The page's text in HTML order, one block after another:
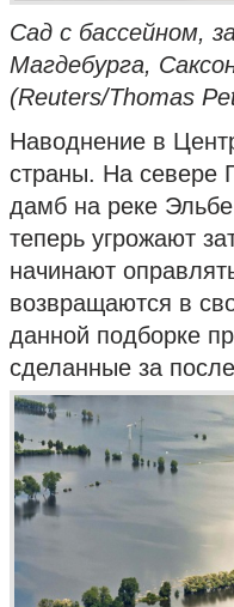
Сад с бассейном,
Магдебурга,
(Reuters/Thomas
Наводнение в
страны. На севере
дамб на реке
теперь угрожают
начинают
возвращаются в
данной подборке
сделанные за